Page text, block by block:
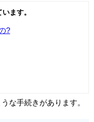
ます。
?
な手続きがあります。